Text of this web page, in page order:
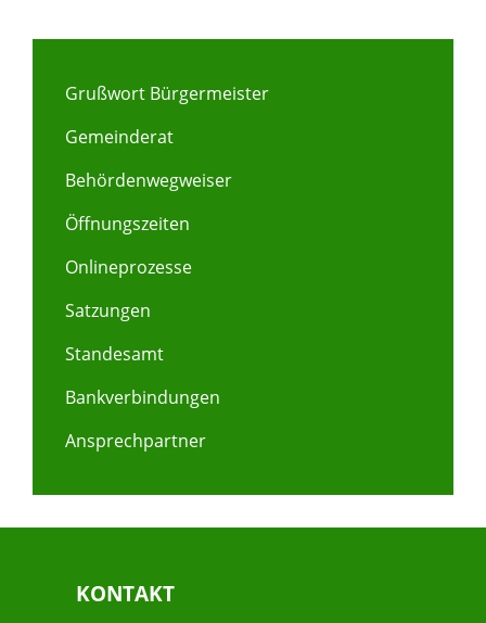
Grußwort Bürgermeister
Gemeinderat
Behördenwegweiser
Öffnungszeiten
Onlineprozesse
Satzungen
Standesamt
Bankverbindungen
Ansprechpartner
KONTAKT